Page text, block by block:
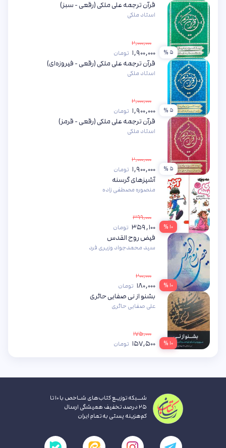
۵ %
قرآن ترجمه علی ملکی (رقعی - سبز)
استاد ملکی
۲,۰۰۰,۰۰۰
۱,۹۰۰,۰۰۰ تومان
۵ %
قرآن ترجمه علی ملکی (رقعی - فیروزه‌ای)
استاد ملکی
۲,۰۰۰,۰۰۰
۱,۹۰۰,۰۰۰ تومان
۵ %
قرآن ترجمه علی ملکی (رقعی - قرمز)
استاد ملکی
۲,۰۰۰,۰۰۰
۱,۹۰۰,۰۰۰ تومان
۱۰ %
آشپزهای گرسنه
منصوره مصطفی زاده
۳۹۹,۰۰۰
۳۵۹,۱۰۰ تومان
۱۰ %
فیض روح القدس
سید محمدجواد وزیری فرد
۲۰۰,۰۰۰
۱۸۰,۰۰۰ تومان
۱۰ %
بشنو از نی صفایی حائری
علی صفایی حائری
۱۷۵,۰۰۰
۱۵۷,۵۰۰ تومان
شــبکه توزیـع کتاب‌های شـاخص با ۱۰ تا
۲۵ درصد تخفیف همیشگی ارسال
کم‌هزینه پستی به تمام ایران